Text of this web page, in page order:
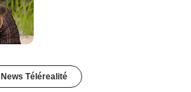
News Télérealité